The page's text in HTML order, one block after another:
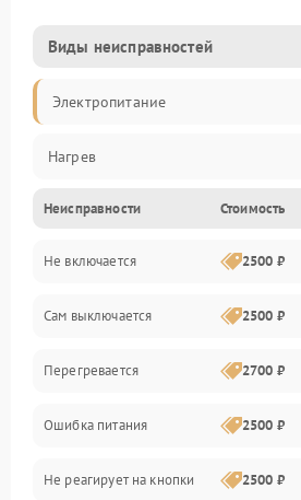
Виды неисправностей
Электропитание
Нагрев
Неисправности Стоимость
Не включается 2500 ₽
Сам выключается 2500 ₽
Перегревается 2700 ₽
Ошибка питания 2500 ₽
Не реагирует на кнопки 2500 ₽